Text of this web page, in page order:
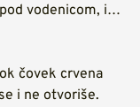
vodenicom, i…
čovek crvena
i ne otvoriše.